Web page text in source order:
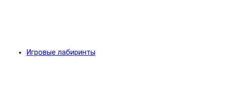
Игровые лабиринты